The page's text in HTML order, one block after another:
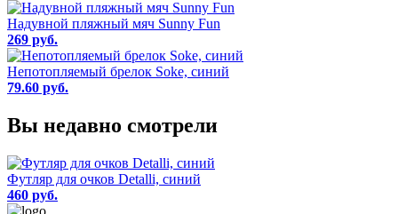
Надувной пляжный мяч Sunny Fun
269 руб.
Непотопляемый брелок Soke, синий
79.60 руб.
Вы недавно смотрели
Футляр для очков Detalli, синий
460 руб.